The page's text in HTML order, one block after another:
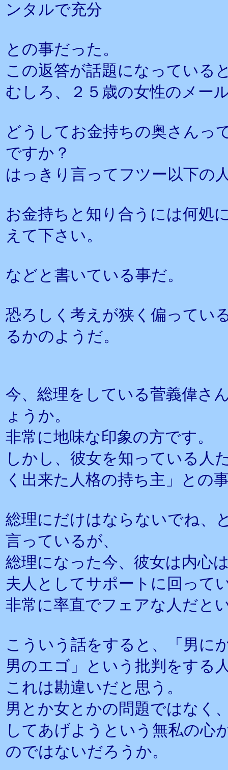
ンタルで充分
との事だった。
この返答が話題になっている
むしろ、２５歳の女性のメー
どうしてお金持ちの奥さんっ
ですか？
はっきり言ってフツー以下の
お金持ちと知り合うには何処
えて下さい。
などと書いている事だ。
恐ろしく考えが狭く偏ってい
るかのようだ。
今、総理をしている菅義偉さ
ょうか。
非常に地味な印象の方です。
しかし、彼女を知っている人
く出来た人格の持ち主」との
総理にだけはならないでね、
言っているが、
総理になった今、彼女は内心
夫人としてサポートに回って
非常に率直でフェアな人だと
こういう話をすると、「男に
男のエゴ」という批判をする
これは勘違いだと思う。
男とか女とかの問題ではなく
してあげようという無私の心
のではないだろうか。